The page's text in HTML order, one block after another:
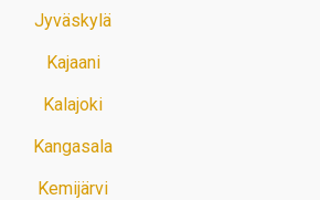
Jyväskylä
Kajaani
Kalajoki
Kangasala
Kemijärvi